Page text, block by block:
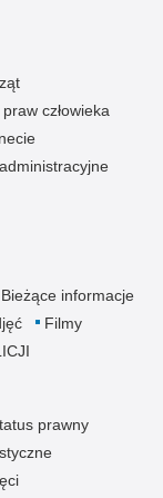
człowieka
Bieżące informacje
Filmy
prawny